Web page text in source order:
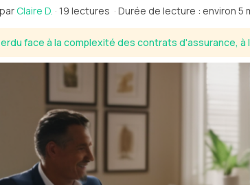
par Claire D. · 19 lectures · Durée de lecture : environ 5
face à la complexité des contrats d'assurance,